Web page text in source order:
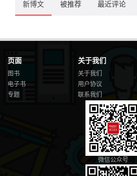
新博文 被推荐 最近评论
页面
图书
电子书
专题
关于我们
关于我们
用户协议
联系我们
微信公众号